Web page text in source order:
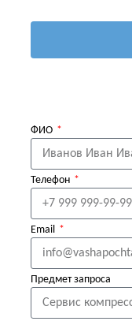
ФИО
Телефон
Email
Предмет запроса